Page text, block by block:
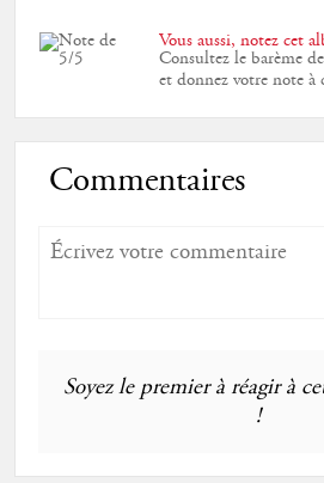
Vous aussi, notez cet
Consultez le barème
et donnez votre note à
Commentaires
Soyez le premier à réagir à
!